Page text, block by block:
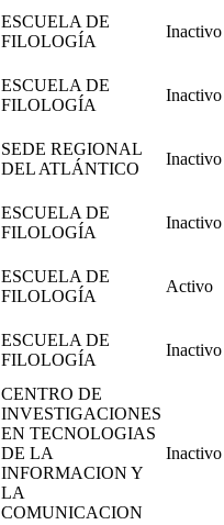
ESCUELA DE
FILOLOGÍA
Inactivo
ESCUELA DE
FILOLOGÍA
Inactivo
SEDE REGIONAL
DEL ATLÁNTICO
Inactivo
ESCUELA DE
FILOLOGÍA
Inactivo
ESCUELA DE
FILOLOGÍA
Activo
ESCUELA DE
FILOLOGÍA
Inactivo
CENTRO DE
INVESTIGACIONES
EN TECNOLOGIAS
DE LA
INFORMACION Y
LA
COMUNICACION
Inactivo